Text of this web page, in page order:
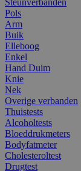
Pols
Arm
Buik
Elleboog
Enkel
Hand Duim
Knie
Nek
Overige verbanden
Thuistests
Alcoholtests
Bloeddrukmeters
Bodyfatmeter
Cholesteroltest
Drugtest